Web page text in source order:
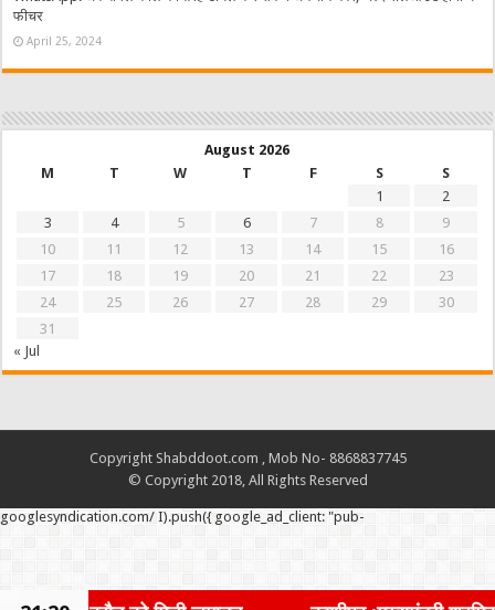
फीचर
April 25, 2024
August 2026
M
T W T F S
S
1
2
3
4 5 6 7 8
9
10
11 12 13 14 15
16
17
18 19 20 21 22
23
24
25 26 27 28 29
30
31
« Jul
Copyright Shabddoot.com , Mob No- 8868837745
© Copyright 2018, All Rights Reserved
googlesyndication.com/ I).push({ google_ad_client: "pub-